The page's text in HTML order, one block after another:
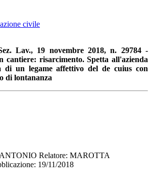
civile
Lav., 19 novembre 2018, n. 29784 -
risarcimento. Spetta all'azienda
di un legame affettivo del de cuius con
di lontananza
Relatore: MAROTTA
19/11/2018